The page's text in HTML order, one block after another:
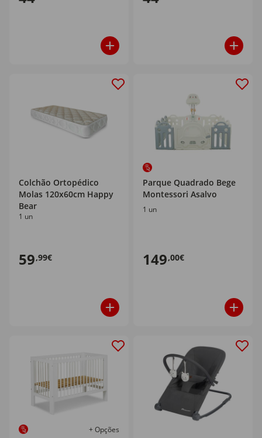
Colchão Ortopédico
Molas 120x60cm Happy
Bear
1 un
59,99€
Parque Quadrado Bege
Montessori Asalvo
1 un
149,00€
+ Opções